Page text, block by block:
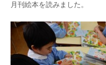
過ごしてくださいね！！
月刊絵本を読みました。